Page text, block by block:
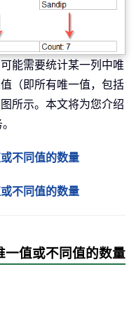
能需要统计某一列中唯
（即所有唯一值，包括
所示。本文将为您介绍
不同值的数量
不同值的数量
值或不同值的数量